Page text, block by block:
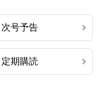
次号予告
定期購読